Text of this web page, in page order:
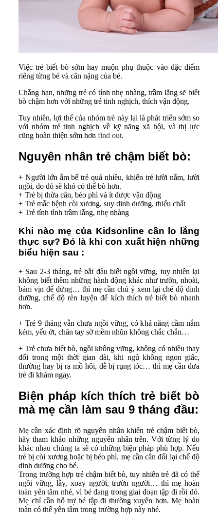
Việc trẻ biết bò sớm hay muộn phụ thuộc vào đặc điểm
riêng từng bé và cân nặng của bé.
Chẳng hạn, những trẻ có tính nhẹ nhàng, trầm lắng sẽ biết
bò chậm hơn với những trẻ tinh nghịch, thích vận động.
Tuy nhiên, lợi thế của nhóm trẻ này lại là phát triển sớm so
với nhóm trẻ tinh nghịch về kỹ năng xã hội, và thị lực
cũng hoàn thiện sớm hơn find out.
Nguyên nhân trẻ chậm biết bò:
+ Người lớn ẵm bế trẻ quá nhiều, khiến trẻ lười nằm, lười
ngồi, do đó sẽ khó có thể bò hơn.
+ Trẻ bị thừa cân, béo phì và ít được vận động
+ Trẻ mắc bệnh còi xương, suy dinh dưỡng, thiếu chất
+ Trẻ tính tình trầm lắng, nhẹ nhàng
Khi nào mẹ của Kidsonline cần lo lắng
thực sự? Đó là khi con xuất hiện những
biểu hiện sau :
+ Sau 2-3 tháng, trẻ bắt đầu biết ngồi vững, tuy nhiên lại
không biết thêm những hành động khác như trườn, nhoài,
bám vịn để đứng… thì mẹ cần chú ý xem lại chế độ dinh
dưỡng, chế độ rèn luyện để kích thích trẻ biết bò nhanh
hơn.
+ Trẻ 9 tháng vẫn chưa ngồi vững, có khả năng cầm nắm
kém, yếu ớt, chân tay sờ mềm nhũn không chắc chắn…
+ Trẻ chưa biết bò, ngồi không vững, không có nhiều thay
đổi trong một thời gian dài, khi ngủ không ngon giấc,
thường hay bị ra mồ hôi, dễ bị rụng tóc… thì mẹ cần đưa
trẻ đi khám ngay.
Biện pháp kích thích trẻ biết bò
mà mẹ cần làm sau 9 tháng đầu:
Mẹ cần xác định rõ nguyên nhân khiến trẻ chậm biết bò,
hãy tham khảo những nguyên nhân trên. Với từng lý do
khác nhau chúng ta sẽ có những biện pháp phù hợp. Nếu
trẻ bị còi xương hoặc bị béo phì, mẹ cần cân đối lại chế độ
dinh dưỡng cho bé.
Trong trường hợp trẻ chậm biết bò, tuy nhiên trẻ đã có thể
ngồi vững, lẫy, xoay người, trườn người… thì mẹ hoàn
toàn yên tâm nhé, vì bé đang trong giai đoạn tập đi rồi đó.
Mẹ chỉ cần hỗ trợ bé tập đi thường xuyên hơn. Mẹ hoàn
toàn có thể yên tâm trong trường hợp này nhé.